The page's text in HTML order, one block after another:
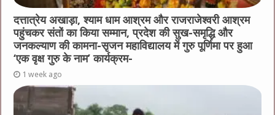
दत्तात्रेय अखाड़ा, श्याम धाम आश्रम और राजराजेश्वरी आश्रम
पहुंचकर संतों का किया सम्मान, प्रदेश की सुख-समृद्धि और
जनकल्याण की कामना-सृजन महाविद्यालय में गुरु पूर्णिमा पर हुआ
‘एक वृक्ष गुरु के नाम’ कार्यक्रम-
1 week ago